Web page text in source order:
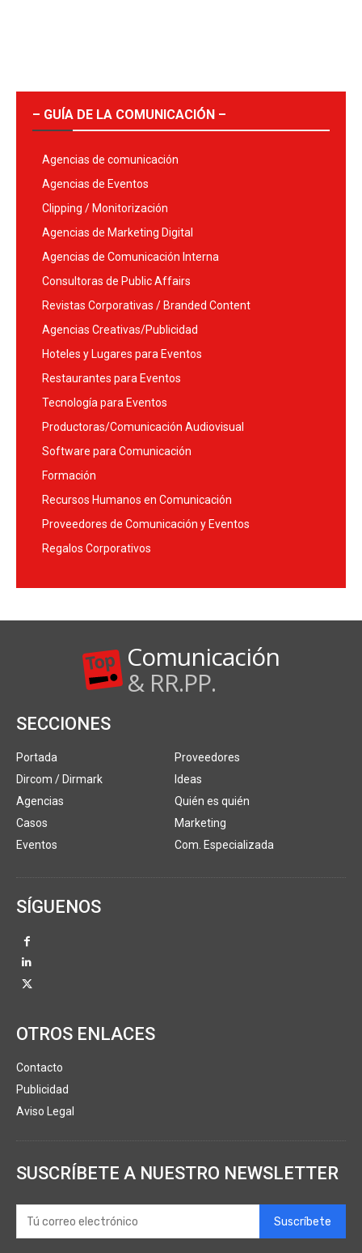
– GUÍA DE LA COMUNICACIÓN –
Agencias de comunicación
Agencias de Eventos
Clipping / Monitorización
Agencias de Marketing Digital
Agencias de Comunicación Interna
Consultoras de Public Affairs
Revistas Corporativas / Branded Content
Agencias Creativas/Publicidad
Hoteles y Lugares para Eventos
Restaurantes para Eventos
Tecnología para Eventos
Productoras/Comunicación Audiovisual
Software para Comunicación
Formación
Recursos Humanos en Comunicación
Proveedores de Comunicación y Eventos
Regalos Corporativos
Comunicación
& RR.PP.
SECCIONES
Portada
Dircom / Dirmark
Agencias
Casos
Eventos
Proveedores
Ideas
Quién es quién
Marketing
Com. Especializada
SÍGUENOS
OTROS ENLACES
Contacto
Publicidad
Aviso Legal
SUSCRÍBETE A NUESTRO NEWSLETTER
Suscríbete